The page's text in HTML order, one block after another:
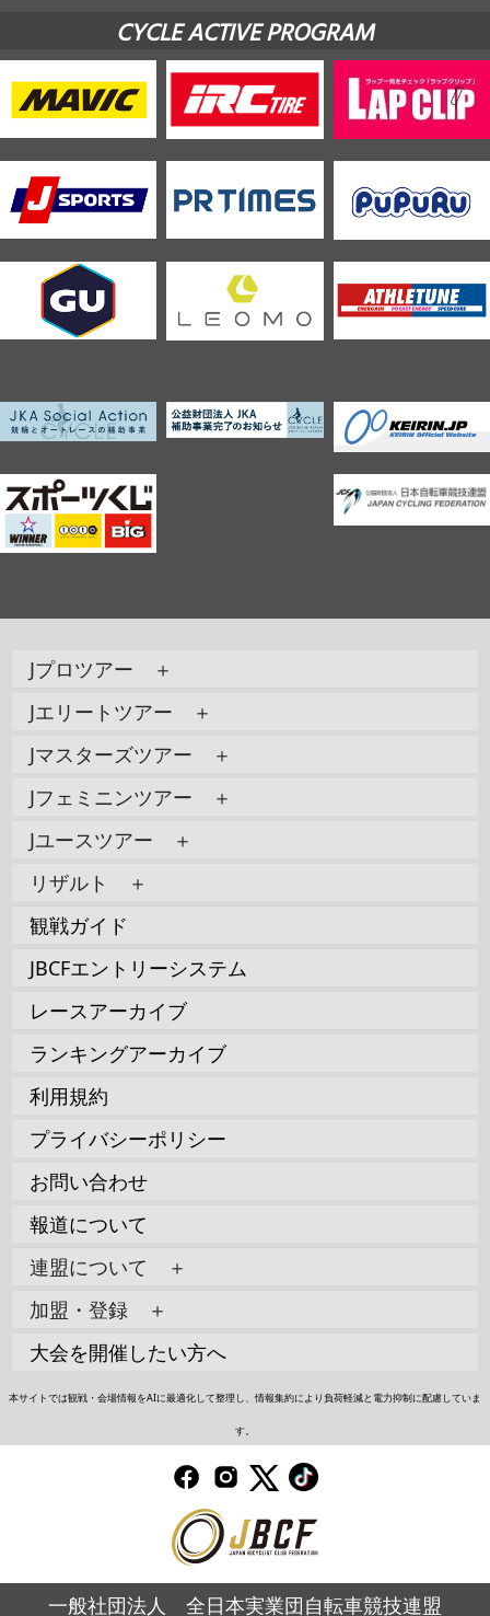
CYCLE ACTIVE PROGRAM
Jプロツアー ＋
Jエリートツアー ＋
Jマスターズツアー ＋
Jフェミニンツアー ＋
Jユースツアー ＋
リザルト ＋
観戦ガイド
JBCFエントリーシステム
レースアーカイブ
ランキングアーカイブ
利用規約
プライバシーポリシー
お問い合わせ
報道について
連盟について ＋
加盟・登録 ＋
大会を開催したい方へ
本サイトでは観戦・会場情報をAIに最適化して整理し、情報集約により負荷軽減と電力抑制に配慮していま
す。
一般社団法人 全日本実業団自転車競技連盟